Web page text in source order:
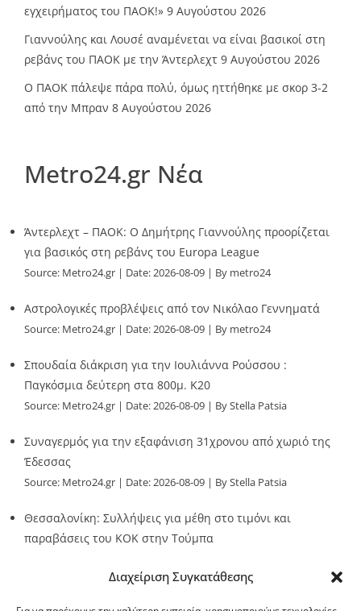
Διαχείριση Συγκατάθεσης
εγχειρήματος του ΠΑΟΚ!» 9 Αυγούστου 2026
Γιαννούλης και Λουσέ αναμένεται να είναι βασικοί στη
ρεβάνς του ΠΑΟΚ με την Άντερλεχτ 9 Αυγούστου 2026
Ο ΠΑΟΚ πάλεψε πάρα πολύ, όμως ηττήθηκε με σκορ 3-2
από την Μπραν 8 Αυγούστου 2026
Metro24.gr Νέα
Άντερλεχτ – ΠΑΟΚ: Ο Δημήτρης Γιαννούλης προορίζεται
για βασικός στη ρεβάνς του Europa League
Source: Metro24.gr Date: 2026-08-09 By metro24
Αστρολογικές προβλέψεις από τον Νικόλαο Γεννηματά
Source: Metro24.gr Date: 2026-08-09 By metro24
Σπουδαία διάκριση για την Ιουλιάννα Ρούσσου :
Παγκόσμια δεύτερη στα 800μ. Κ20
Source: Metro24.gr Date: 2026-08-09 By Stella Patsia
Συναγερμός για την εξαφάνιση 31χρονου από χωριό της
Έδεσσας
Source: Metro24.gr Date: 2026-08-09 By Stella Patsia
Θεσσαλονίκη: Συλλήψεις για μέθη στο τιμόνι και
παραβάσεις του ΚΟΚ στην Τούμπα